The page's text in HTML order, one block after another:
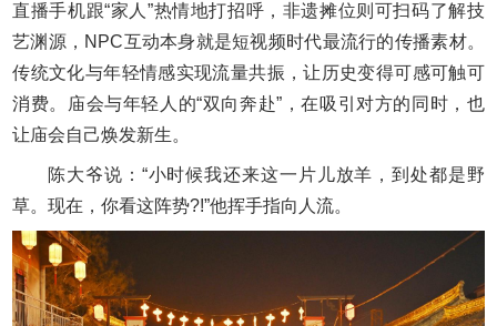
直播手机跟“家人”热情地打招呼，非遗摊位则可扫码了解技
艺渊源，NPC互动本身就是短视频时代最流行的传播素材。
传统文化与年轻情感实现流量共振，让历史变得可感可触可
消费。庙会与年轻人的“双向奔赴”，在吸引对方的同时，也
让庙会自己焕发新生。
陈大爷说：“小时候我还来这一片儿放羊，到处都是野
草。现在，你看这阵势?!”他挥手指向人流。